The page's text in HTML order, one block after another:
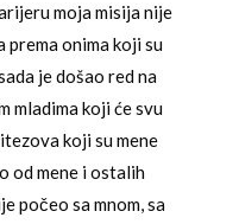
moja misija nije
prema onima koji su
je došao red na
mladima koji će svu
koji su mene
od mene i ostalih
počeo sa mnom, sa